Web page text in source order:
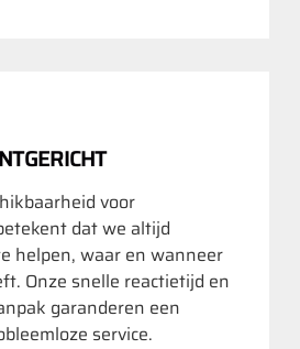
voor
dat we altijd
helpen, waar en wanneer
Onze snelle reactietijd en
garanderen een
service.